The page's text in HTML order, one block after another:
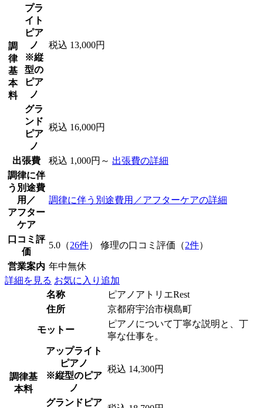
調
律
基
本
料
プラ
イト
ピア
ノ
※縦
型の
ピア
ノ
税込 13,000円
グラ
ンド
ピア
ノ
税込 16,000円
出張費 税込 1,000円～ 出張費の詳細
調律に伴
う別途費
用／
アフター
ケア
調律に伴う別途費用／アフターケアの詳細
口コミ評
価
5.0（26件） 修理の口コミ評価（2件）
営業案内 年中無休
詳細を見る お気に入り追加
名称
ピアノアトリエRest
住所
京都府宇治市槇島町
モットー
ピアノについて丁寧な説明と、丁
寧な仕事を。
調律基
本料
アップライト
ピアノ
※縦型のピア
ノ
税込 14,300円
グランドピア